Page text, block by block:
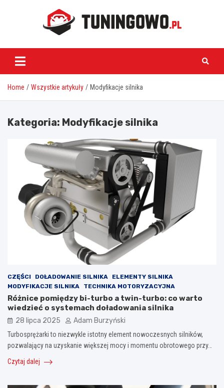
tuningowo.pl
Home Wszystkie artykuły Modyfikacje silnika
Kategoria: Modyfikacje silnika
CZĘŚCI DOŁADOWANIE SILNIKA
ELEMENTY SILNIKA
MODYFIKACJE SILNIKA
TECHNIKA MOTORYZACYJNA
Różnice pomiędzy bi-turbo a twin-turbo: co warto
wiedzieć o systemach doładowania silnika
28 lipca 2025 Adam Burzyński
Turbosprężarki to niezwykle istotny element nowoczesnych silników,
pozwalający na uzyskanie większej mocy i momentu obrotowego przy…
Czytaj dalej